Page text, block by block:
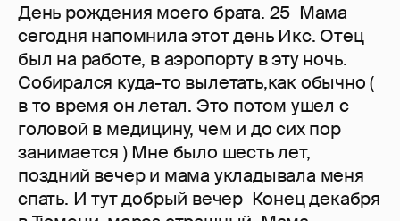
День рождения моего брата. 25 Мама
сегодня напомнила этот день Икс. Отец
был на работе, в аэропорту в эту ночь.
Собирался куда-то вылетать,как обычно (
в то время он летал. Это потом ушел с
головой в медицину, чем и до сих пор
занимается ) Мне было шесть лет,
поздний вечер и мама укладывала меня
спать. И тут добрый вечер Конец декабря